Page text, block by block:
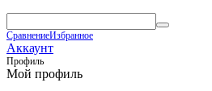
СравнениеИзбранное
Профиль
Аккаунт
Мой профиль